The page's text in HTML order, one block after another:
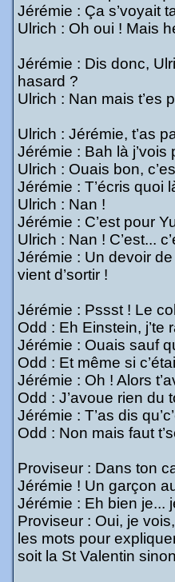
Jérémie : Ça s’voyait
Ulrich : Oh oui ! Mais
Jérémie : Dis donc,
hasard ?
Ulrich : Nan mais t’es
Ulrich : Jérémie, t’as
Jérémie : Bah là
Ulrich : Ouais bon,
Jérémie : T’écris quoi
Ulrich : Nan !
Jérémie : C’est pour
Ulrich : Nan ! C’est...
Jérémie : Un devoir
vient d’sortir !
Jérémie : Pssst ! Le
Odd : Eh Einstein, j’te
Jérémie : Ouais sauf
Odd : Et même si
Jérémie : Oh ! Alors
Odd : J’avoue rien du
Jérémie : T’as dis
Odd : Non mais faut
Proviseur : Dans ton
Jérémie ! Un garçon
Jérémie : Eh bien je...
Proviseur : Oui, je
les mots pour
soit la St Valentin